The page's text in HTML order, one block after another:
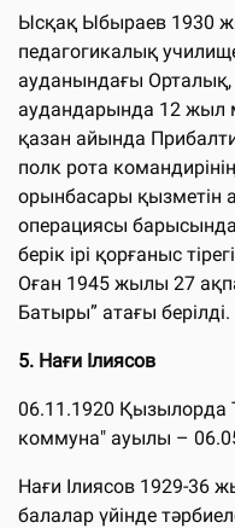
Ысқақ Ыбыраев 1930
педагогикалық
ауданындағы
аудандарында 12 жыл
қазан айында
полк рота
орынбасары қызметін
операциясы
берік ірі қорғаныс
Оған 1945 жылы 27
Батыры” атағы берілді.
5. Нағи Ілиясов
06.11.1920 Қызылорда
коммуна" ауылы –
Нағи Ілиясов 1929-36
балалар үйінде